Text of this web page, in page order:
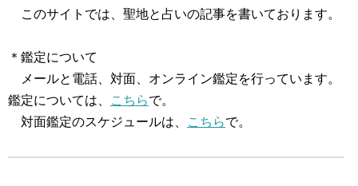
このサイトでは、聖地と占いの記事を書いております。
＊鑑定について
メールと電話、対面、オンライン鑑定を行っています。
鑑定については、
こちらで。
対面鑑定のスケジュールは、
こちらで。